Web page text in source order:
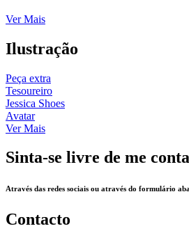
Ver Mais
Ilustração
Peça extra
Tesoureiro
Jessica Shoes
Avatar
Ver Mais
Sinta-se livre de me
Através das redes sociais ou através do formulário
Contacto